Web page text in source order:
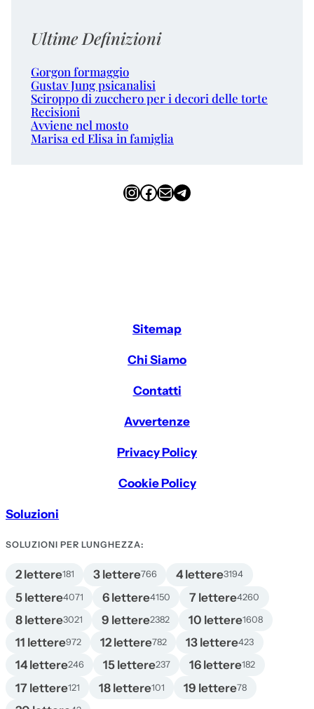
Ultime Definizioni
Gorgon formaggio
Gustav Jung psicanalisi
Sciroppo di zucchero per i decori delle torte
Recisioni
Avviene nel mosto
Marisa ed Elisa in famiglia
InstagramFacebook Email Telegram
Sitemap
Chi Siamo
Contatti
Avvertenze
Privacy Policy
Cookie Policy
Soluzioni
SOLUZIONI PER LUNGHEZZA:
2 lettere181 3 lettere766 4 lettere3194
5 lettere4071 6 lettere4150 7 lettere4260
8 lettere3021 9 lettere2382 10 lettere1608
11 lettere972 12 lettere782 13 lettere423
14 lettere246 15 lettere237 16 lettere182
17 lettere121 18 lettere101 19 lettere78